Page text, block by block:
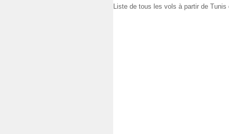
Liste de tous les vols à partir de